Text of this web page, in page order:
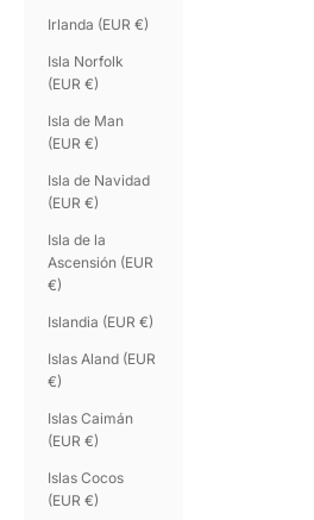
Irlanda (EUR €)
Isla Norfolk
(EUR €)
Isla de Man
(EUR €)
Isla de Navidad
(EUR €)
Isla de la
Ascensión (EUR
€)
Islandia (EUR €)
Islas Aland (EUR
€)
Islas Caimán
(EUR €)
Islas Cocos
(EUR €)